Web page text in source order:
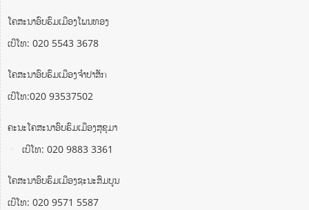
ໂຄສະນາອົບຮົມເມືອງໂພນທອງ
ເບີໂທ: 020 5543 3678
ໂຄສະນາອົບຮົມເມືອງຈຳປາສັກ
ເບີໂທ:020 93537502
ຄະນະໂຄສະນາອົບຮົມເມືອງສຸຂຸມາ
ເບີໂທ: 020 9883 3361
ໂຄສະນາອົບຮົມເມືອງຊະນະສົມບູນ
ເບີໂທ: 020 9571 5587